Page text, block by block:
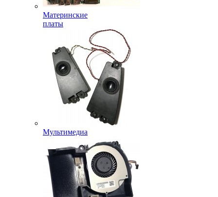
Материнские
платы
Мультимедиа